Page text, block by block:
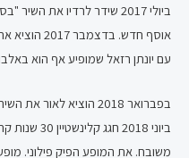
ביולי 2017 שידר לרדיו את
אוסף חדש.
עם יונתן רזאל שמופיע אף הוא
ביוני 2018
משובח. את המופע הפיק פילוני.